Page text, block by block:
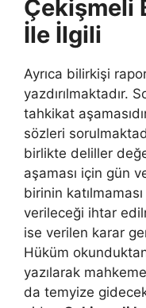
Çekişmeli
İle İlgili
Ayrıca bilirkişi
yazdırılmaktadır.
tahkikat
sözleri
birlikte deliller
aşaması için gün
birinin
verileceği ihtar
ise verilen karar
Hüküm
yazılarak
da temyize